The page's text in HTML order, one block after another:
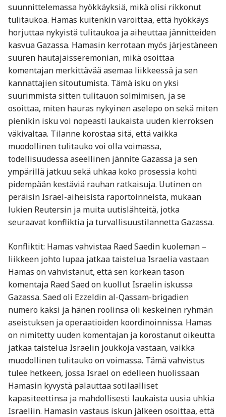
suunnittelemassa hyökkäyksiä, mikä olisi rikkonut
tulitaukoa. Hamas kuitenkin varoittaa, että hyökkäys
horjuttaa nykyistä tulitaukoa ja aiheuttaa jännitteiden
kasvua Gazassa. Hamasin kerrotaan myös järjestäneen
suuren hautajaisseremonian, mikä osoittaa
komentajan merkittävää asemaa liikkeessä ja sen
kannattajien sitoutumista. Tämä isku on yksi
suurimmista sitten tulitauon solmimisen, ja se
osoittaa, miten hauras nykyinen aselepo on sekä miten
pienikin isku voi nopeasti laukaista uuden kierroksen
väkivaltaa. Tilanne korostaa sitä, että vaikka
muodollinen tulitauko voi olla voimassa,
todellisuudessa aseellinen jännite Gazassa ja sen
ympärillä jatkuu sekä uhkaa koko prosessia kohti
pidempään kestäviä rauhan ratkaisuja. Uutinen on
peräisin Israel-aiheisista raportoinneista, mukaan
lukien Reutersin ja muita uutislähteitä, jotka
seuraavat konfliktia ja turvallisuustilannetta Gazassa.
Konfliktit: Hamas vahvistaa Raed Saedin kuoleman –
liikkeen johto lupaa jatkaa taistelua Israelia vastaan
Hamas on vahvistanut, että sen korkean tason
komentaja Raed Saed on kuollut Israelin iskussa
Gazassa. Saed oli Ezzeldin al-Qassam-brigadien
numero kaksi ja hänen roolinsa oli keskeinen ryhmän
aseistuksen ja operaatioiden koordinoinnissa. Hamas
on nimitetty uuden komentajan ja korostanut oikeutta
jatkaa taistelua Israelin joukkoja vastaan, vaikka
muodollinen tulitauko on voimassa. Tämä vahvistus
tulee hetkeen, jossa Israel on edelleen huolissaan
Hamasin kyvystä palauttaa sotilaalliset
kapasiteettinsa ja mahdollisesti laukaista uusia uhkia
Israeliin. Hamasin vastaus iskun jälkeen osoittaa, että